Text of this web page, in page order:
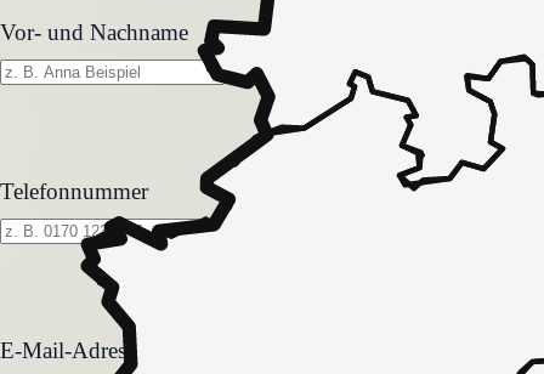
Vor- und Nachname
Telefonnummer
E-Mail-Adresse